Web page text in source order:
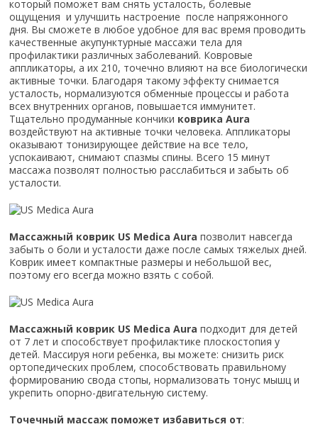
который поможет вам снять усталость, болевые
ощущения и улучшить настроение после напряжонного
дня. Вы сможете в любое удобное для вас время проводить
качественные акупунктурные массажи тела для
профилактики различных заболеваний. Ковровые
аппликаторы, а их 210, точечно влияют на все биологически
активные точки. Благодаря такому эффекту снимается
усталость, нормализуются обменные процессы и работа
всех внутренних органов, повышается иммунитет.
Тщательно продуманные кончики коврика Aura
воздействуют на активные точки человека. Аппликаторы
оказывают тонизирующее действие на все тело,
успокаивают, снимают спазмы спины. Всего 15 минут
массажа позволят полностью расслабиться и забыть об
усталости.
Массажный коврик US Medica Auraпозволит навсегда
забыть о боли и усталости даже после самых тяжелых дней.
Коврик имеет компактные размеры и небольшой вес,
поэтому его всегда можно взять с собой.
Массажный коврик US Medica Auraподходит для детей
от 7 лет и способствует профилактике плоскостопия у
детей. Массируя ноги ребенка, вы можете: снизить риск
ортопедических проблем, способствовать правильному
формированию свода стопы, нормализовать тонус мышц и
укрепить опорно-двигательную систему.
Точечный массаж поможет избавиться от: